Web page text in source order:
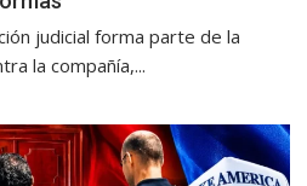
judicial forma parte de la
la compañía,...